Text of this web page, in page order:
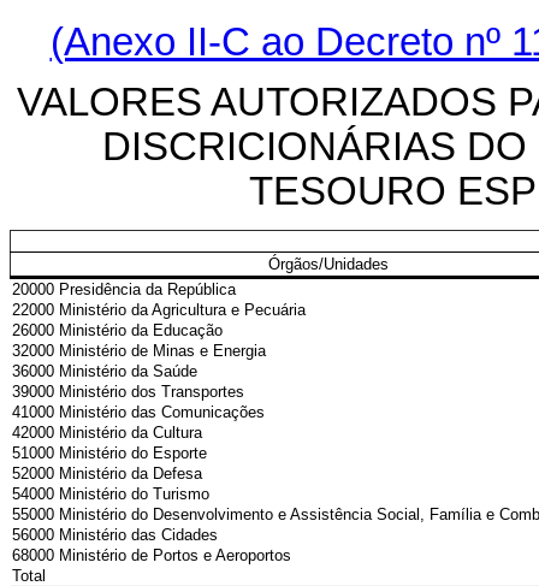
(Anexo II-C ao Decreto nº
VALORES AUTORIZADOS
DISCRICIONÁRIAS
TESOURO
Órgãos/Unidades
20000 Presidência da República
22000 Ministério da Agricultura e Pecuária
26000 Ministério da Educação
32000 Ministério de Minas e Energia
36000 Ministério da Saúde
39000 Ministério dos Transportes
41000 Ministério das Comunicações
42000 Ministério da Cultura
51000 Ministério do Esporte
52000 Ministério da Defesa
54000 Ministério do Turismo
55000 Ministério do Desenvolvimento e Assistência Social, Família e
56000 Ministério das Cidades
68000 Ministério de Portos e Aeroportos
Total